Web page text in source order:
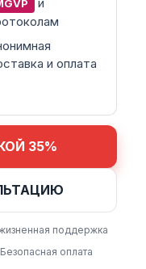
и оплата
35%
поддержка
Безопасная оплата